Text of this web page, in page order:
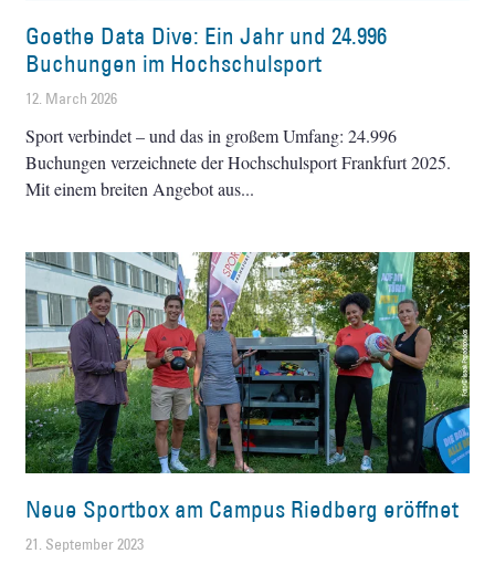
Goethe Data Dive: Ein Jahr und 24.996
Buchungen im Hochschulsport
12. March 2026
Sport verbindet – und das in großem Umfang: 24.996
Buchungen verzeichnete der Hochschulsport Frankfurt 2025.
Mit einem breiten Angebot aus
Neue Sportbox am Campus Riedberg eröffnet
21. September 2023